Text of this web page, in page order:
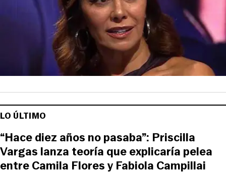
LO ÚLTIMO
“Hace diez años no pasaba”: Priscilla
Vargas lanza teoría que explicaría pelea
entre Camila Flores y Fabiola Campillai